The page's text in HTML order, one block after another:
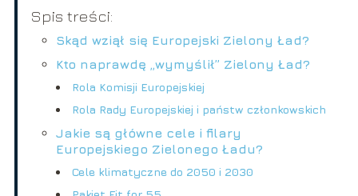
Spis treści:
Skąd wziął się Europejski Zielony Ład?
Kto naprawdę „wymyślił” Zielony Ład?
Rola Komisji Europejskiej
Rola Rady Europejskiej i państw członkowskich
Jakie są główne cele i filary
Europejskiego Zielonego Ładu?
Cele klimatyczne do 2050 i 2030